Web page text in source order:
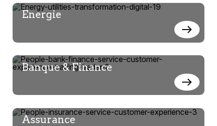
Energie
Banque & Finance
Assurance